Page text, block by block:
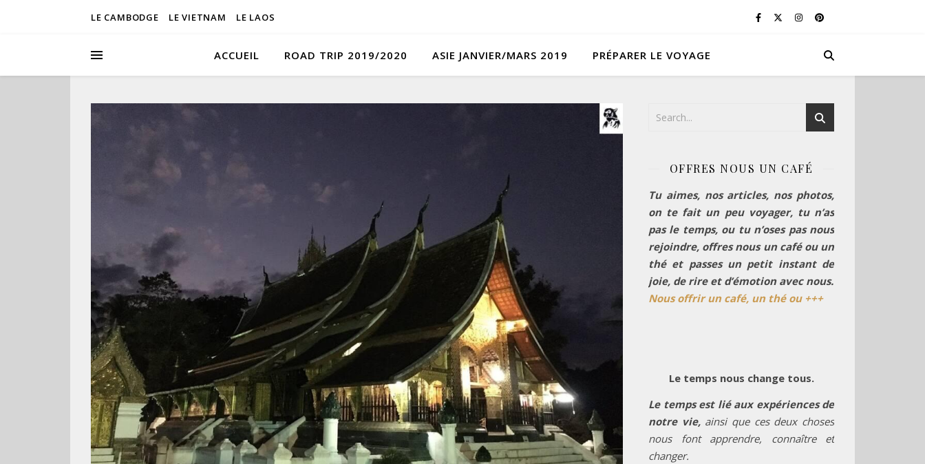
LE CAMBODGE LE VIETNAM LE LAOS
ACCUEIL ROAD TRIP 2019/2020 ASIE JANVIER/MARS 2019 PRÉPARER LE VOYAGE
OFFRES NOUS UN CAFÉ
Tu aimes, nos articles, nos photos,
on te fait un peu voyager, tu n’as
pas le temps, ou tu n’oses pas nous
rejoindre, offres nous un café ou un
thé et passes un petit instant de
joie, de rire et d’émotion avec nous.
Nous offrir un café, un thé ou +++
Le temps nous change tous.
Le temps est lié aux expériences de
notre vie, ainsi que ces deux choses
nous font apprendre, connaître et
changer.